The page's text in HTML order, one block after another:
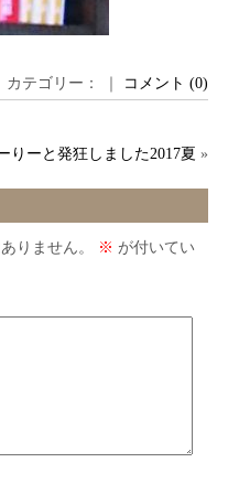
カテゴリー： ｜ コメント (0)
りーと発狂しました2017夏 »
りません。 ※ が付いてい